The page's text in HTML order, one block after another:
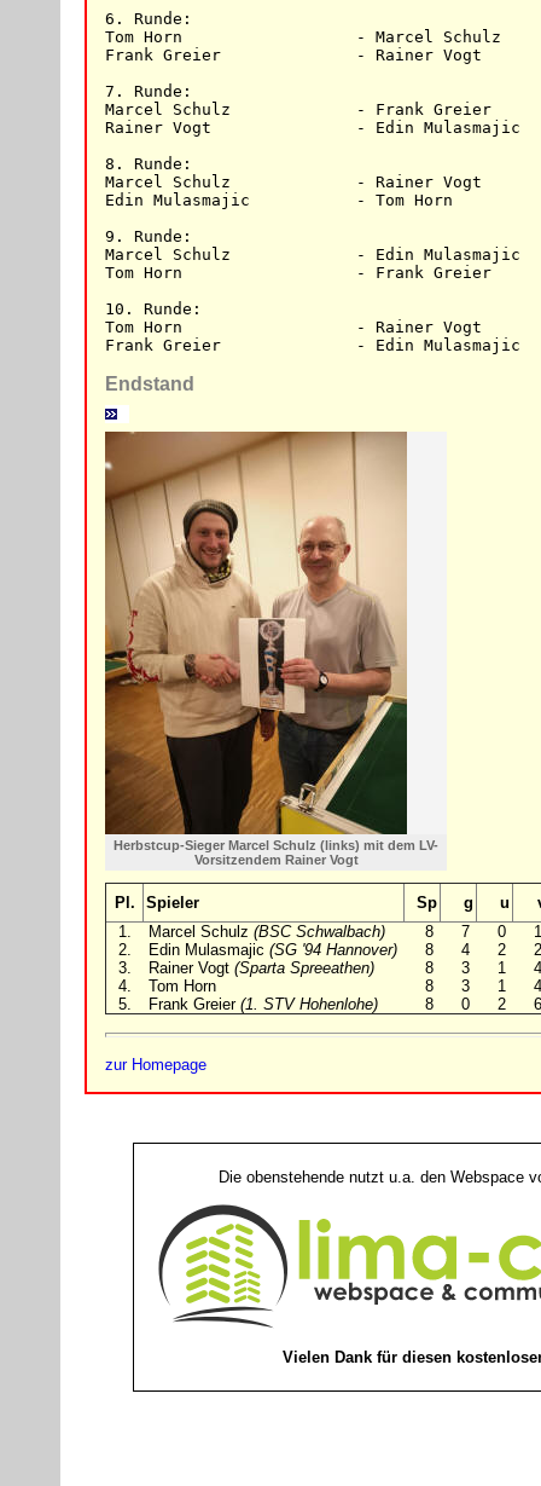
6. Runde:
Tom Horn                  - Marcel
Frank Greier              - Rainer Vogt
7. Runde:
Marcel Schulz             - Frank
Rainer Vogt               - Edin
8. Runde:
Marcel Schulz             - Rainer Vogt
Edin Mulasmajic           - Tom Horn
9. Runde:
Marcel Schulz             - Edin
Tom Horn                  - Frank
10. Runde:
Tom Horn                  - Rainer Vogt
Frank Greier              - Edin
Endstand
Herbstcup-Sieger Marcel Schulz (links) mit dem LV-
Vorsitzendem Rainer Vogt
Pl. Spieler Sp g u
1.
Marcel Schulz (BSC Schwalbach) 8 7 0
1
2.
Edin Mulasmajic (SG '94 Hannover) 8 4 2
2
3.
Rainer Vogt (Sparta Spreeathen) 8 3 1
4
4.
Tom Horn 8 3 1
4
5.
Frank Greier(1. STV Hohenlohe) 8 0 2 6
zur Homepage
Die obenstehende nutzt u.a. den Webspace
Vielen Dank für diesen